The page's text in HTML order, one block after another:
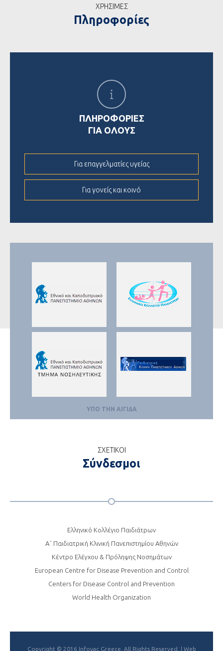
ΧΡΗΣΙΜΕΣ
Πληροφορίες
ΠΛΗΡΟΦΟΡΙΕΣ
ΓΙΑ ΟΛΟΥΣ
Για επαγγελματίες υγείας
Για γονείς και κοινό
ΣΧΕΤΙΚΟΙ
Σύνδεσμοι
Ελληνικό Κολλέγιο Παιδιάτρων
Α΄ Παιδιατρική Κλινική Πανεπιστημίου Αθηνών
Κέντρο Ελέγχου & Πρόληψης Νοσημάτων
European Centre for Disease Prevention and Control
Centers for Disease Control and Prevention
World Health Organization
Copyright © 2016 Infovac Greece. All Rights Reserved. | Web